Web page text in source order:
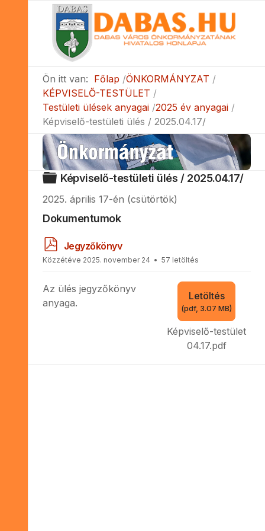
Ön itt van: Főlap ÖNKORMÁNYZAT
KÉPVISELŐ-TESTÜLET
Testületi ülések anyagai 2025 év anyagai
Képviselő-testületi ülés / 2025.04.17/
Mappa
Képviselő-testületi ülés / 2025.04.17/
2025. április 17-én (csütörtök)
Dokumentumok
d
f
Jegyzőkönyv
Közzétéve 2025. november 24 57 letöltés
Letöltés
(pdf, 3.07 MB)
Képviselő-testület
04.17.pdf
Az ülés jegyzőkönyv
anyaga.